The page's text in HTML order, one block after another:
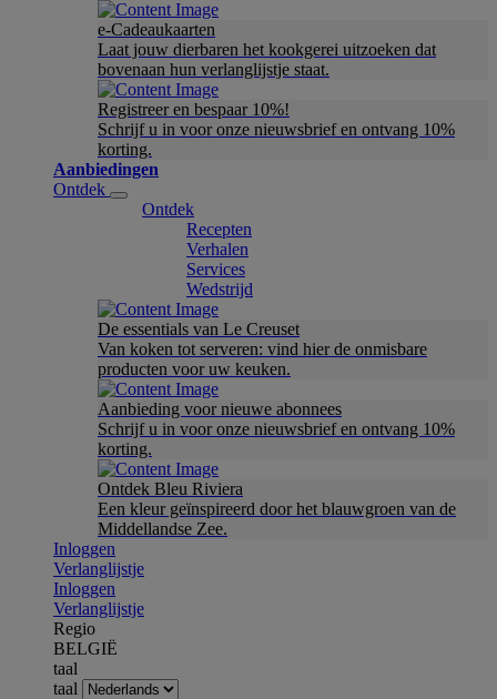
e-Cadeaukaarten
Laat jouw dierbaren het kookgerei uitzoeken dat
bovenaan hun verlanglijstje staat.
Registreer en bespaar 10%!
Schrijf u in voor onze nieuwsbrief en ontvang 10%
korting.
Aanbiedingen
Ontdek
Ontdek
Recepten
Verhalen
Services
Wedstrijd
De essentials van Le Creuset
Van koken tot serveren: vind hier de onmisbare
producten voor uw keuken.
Aanbieding voor nieuwe abonnees
Schrijf u in voor onze nieuwsbrief en ontvang 10%
korting.
Ontdek Bleu Riviera
Een kleur geïnspireerd door het blauwgroen van de
Middellandse Zee.
Inloggen
Verlanglijstje
Inloggen
Verlanglijstje
Regio
BELGIË
taal
taal